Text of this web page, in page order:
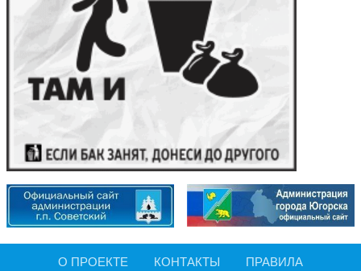
О ПРОЕКТЕ КОНТАКТЫ ПРАВИЛА